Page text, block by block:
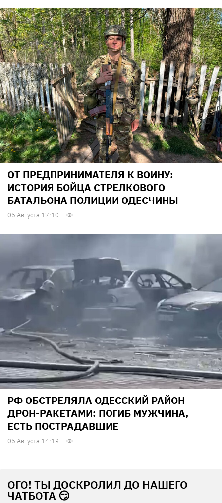
ОТ ПРЕДПРИНИМАТЕЛЯ К ВОИНУ:
ИСТОРИЯ БОЙЦА СТРЕЛКОВОГО
БАТАЛЬОНА ПОЛИЦИИ ОДЕСЧИНЫ
05 Августа 17:10
РФ ОБСТРЕЛЯЛА ОДЕССКИЙ РАЙОН
ДРОН-РАКЕТАМИ: ПОГИБ МУЖЧИНА,
ЕСТЬ ПОСТРАДАВШИЕ
05 Августа 14:19
ОГО! ТЫ ДОСКРОЛИЛ ДО НАШЕГО
ЧАТБОТА 😏